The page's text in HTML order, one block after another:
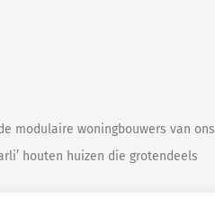
modulaire woningbouwers van ons
houten huizen die grotendeels